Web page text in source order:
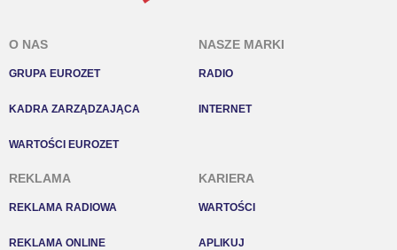
O NAS
GRUPA EUROZET
KADRA ZARZĄDZAJĄCA
WARTOŚCI EUROZET
NASZE MARKI
RADIO
INTERNET
REKLAMA
REKLAMA RADIOWA
REKLAMA ONLINE
KARIERA
WARTOŚCI
APLIKUJ